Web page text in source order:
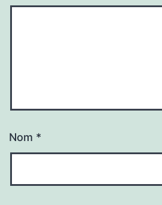
Nom *